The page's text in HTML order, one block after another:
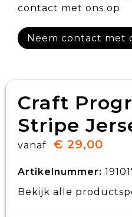
contact met ons op
Neem contact met
Craft
Stripe
vanaf € 29,00
Artikelnummer:
Bekijk alle